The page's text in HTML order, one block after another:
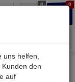
0 0
aktiv
helfen,
den
auf